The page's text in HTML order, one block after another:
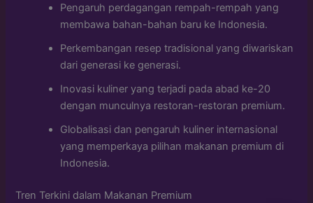
Pengaruh perdagangan rempah-rempah yang
membawa bahan-bahan baru ke Indonesia.
Perkembangan resep tradisional yang diwariskan
dari generasi ke generasi.
Inovasi kuliner yang terjadi pada abad ke-20
dengan munculnya restoran-restoran premium.
Globalisasi dan pengaruh kuliner internasional
yang memperkaya pilihan makanan premium di
Indonesia.
Tren Terkini dalam Makanan Premium